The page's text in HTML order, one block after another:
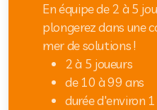
En équipe de 2 à 5
plongerez dans une
mer de solutions !
2 à 5 joueurs
de 10 à 99 ans
durée d'environ